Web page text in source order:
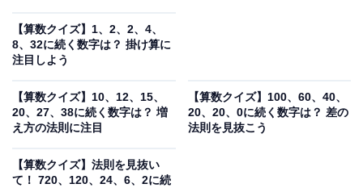
【算数クイズ】1、2、2、4、
8、32に続く数字は？ 掛け算に
注目しよう
【算数クイズ】10、12、15、
20、27、38に続く数字は？ 増
え方の法則に注目
【算数クイズ】100、60、40、
20、20、0に続く数字は？ 差の
法則を見抜こう
【算数クイズ】法則を見抜い
て！ 720、120、24、6、2に続